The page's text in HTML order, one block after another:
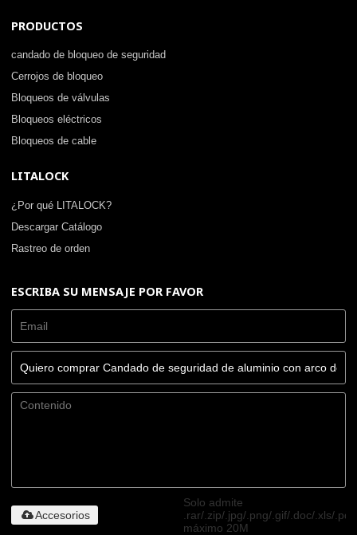
PRODUCTOS
candado de bloqueo de seguridad
Cerrojos de bloqueo
Bloqueos de válvulas
Bloqueos eléctricos
Bloqueos de cable
LITALOCK
¿Por qué LITALOCK?
Descargar Catálogo
Rastreo de orden
ESCRIBA SU MENSAJE POR FAVOR
Solo admite
.rar/.zip/.jpg/.png/.gif/.doc/.xls/.pdf,
máximo 20M
Accesorios